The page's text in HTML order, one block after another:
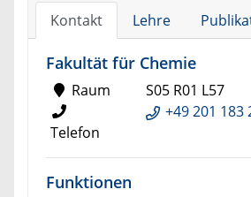
Kontakt Lehre
Fakultät für Chemie
Raum S05 R01 L57
Telefon
+49 201 183
Funktionen